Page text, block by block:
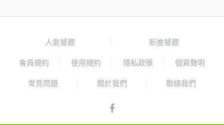
人氣餐廳 新進餐廳
會員規約 使用規約 隱私政策 個資聲明
常見問題 關於我們 聯絡我們